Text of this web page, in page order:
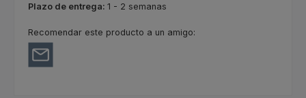
Plazo de entrega: 1 - 2 semanas
Recomendar este producto a un amigo: